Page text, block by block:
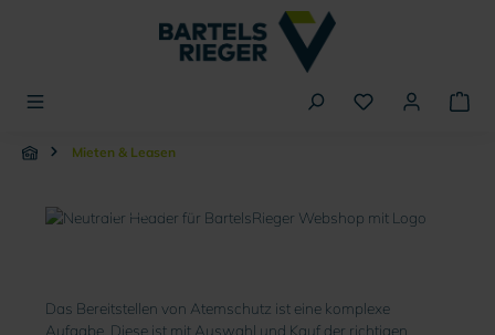
Mieten & Leasen
mieten
Das Bereitstellen von Atemschutz ist eine komplexe
Aufgabe. Diese ist mit Auswahl und Kauf der richtigen